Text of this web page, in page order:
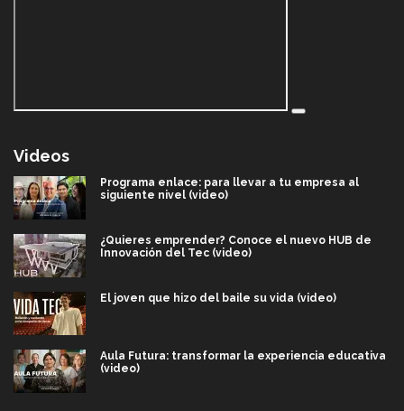
Videos
Programa enlace: para llevar a tu empresa al
siguiente nivel (video)
¿Quieres emprender? Conoce el nuevo HUB de
Innovación del Tec (video)
El joven que hizo del baile su vida (video)
Aula Futura: transformar la experiencia educativa
(video)